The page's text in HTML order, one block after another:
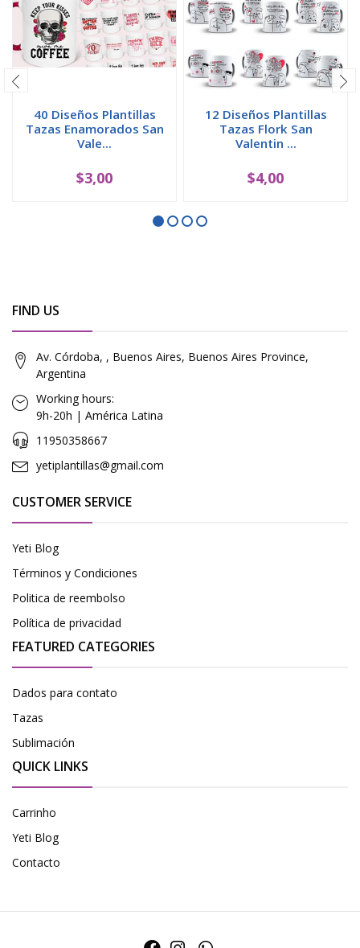
40 Diseños Plantillas
Tazas Enamorados San
Vale...
$3,00
12 Diseños Plantillas
Tazas Flork San
Valentin ...
$4,00
FIND US
Av. Córdoba, , Buenos Aires, Buenos Aires Province,
Argentina
Working hours:
9h-20h | América Latina
11950358667
yetiplantillas@gmail.com
CUSTOMER SERVICE
Yeti Blog
Términos y Condiciones
Politica de reembolso
Política de privacidad
FEATURED CATEGORIES
Dados para contato
Tazas
Sublimación
QUICK LINKS
Carrinho
Yeti Blog
Contacto